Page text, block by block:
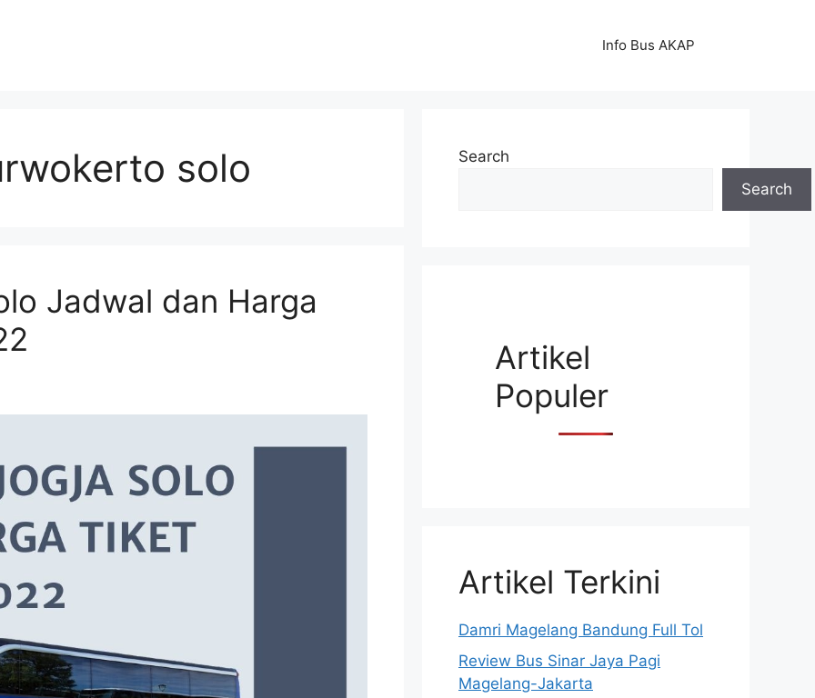
Info Bus AKAP
solo
Jadwal dan Harga
Search
Search
Artikel
Populer
Artikel Terkini
Damri Magelang Bandung Full Tol
Review Bus Sinar Jaya Pagi
Magelang-Jakarta